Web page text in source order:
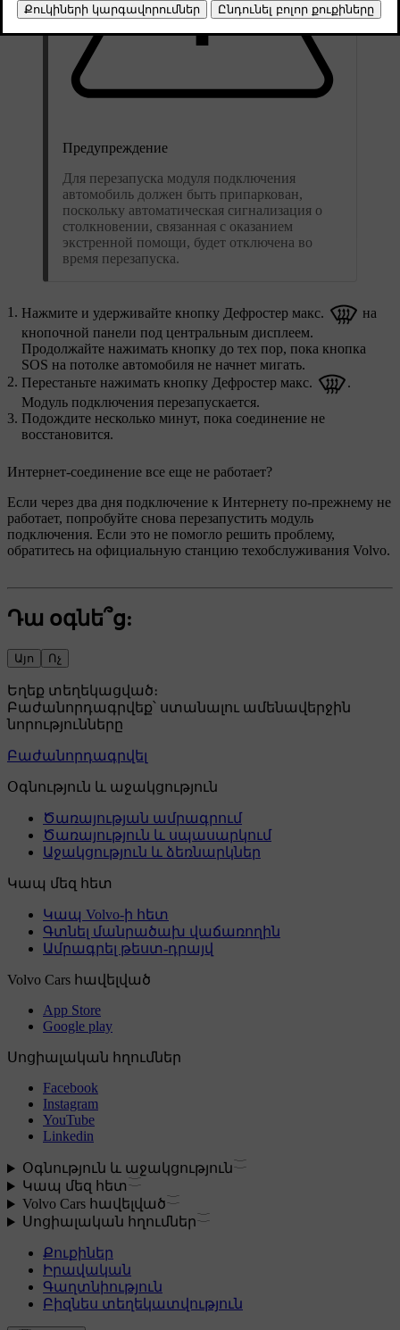
Предупреждение
Для перезапуска модуля подключения
автомобиль должен быть припаркован,
поскольку автоматическая сигнализация о
столкновении, связанная с оказанием
экстренной помощи, будет отключена во
время перезапуска.
Нажмите и удерживайте кнопку Дефростер макс.
на
кнопочной панели под центральным дисплеем.
Продолжайте нажимать кнопку до тех пор, пока кнопка
SOS на потолке автомобиля не начнет мигать.
Перестаньте нажимать кнопку Дефростер макс.
Модуль подключения перезапускается.
Подождите несколько минут, пока соединение не
восстановится.
Интернет-соединение все еще не работает?
Если через два дня подключение к Интернету по-прежнему не
работает, попробуйте снова перезапустить модуль
подключения. Если это не помогло решить проблему,
обратитесь на официальную станцию техобслуживания Volvo.
Դա օգնե՞ց:
Այո Ոչ